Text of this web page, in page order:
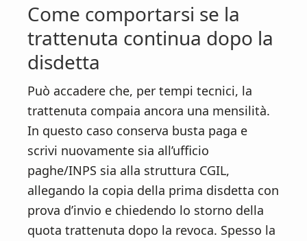
Come comportarsi se la
trattenuta continua dopo la
disdetta
Può accadere che, per tempi tecnici, la
trattenuta compaia ancora una mensilità.
In questo caso conserva busta paga e
scrivi nuovamente sia all’ufficio
paghe/INPS sia alla struttura CGIL,
allegando la copia della prima disdetta con
prova d’invio e chiedendo lo storno della
quota trattenuta dopo la revoca. Spesso la